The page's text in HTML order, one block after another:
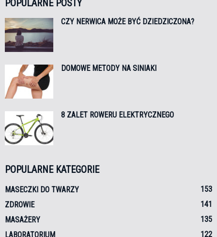
POPULARNE POSTY
CZY NERWICA MOŻE BYĆ DZIEDZICZONA?
DOMOWE METODY NA SINIAKI
8 ZALET ROWERU ELEKTRYCZNEGO
POPULARNE KATEGORIE
MASECZKI DO TWARZY
153
ZDROWIE
141
MASAŻERY
135
LABORATORIUM
122